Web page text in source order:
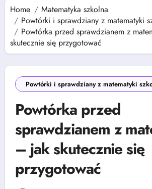
Home
Matematyka szkolna
Powtórki i sprawdziany z matematyki
Powtórka przed sprawdzianem z
skutecznie się przygotować
Powtórki i sprawdziany z matematyki
Powtórka przed
sprawdzianem z
– jak skutecznie się
przygotować